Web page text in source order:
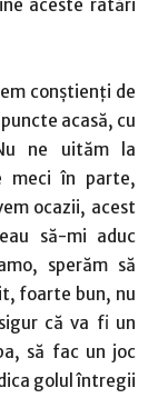
aceste ratări
conştienţi de
acasă, cu
ne uităm la
meci în parte,
ocazii, acest
să-mi aduc
sperăm să
foarte bun, nu
că va fi un
să fac un joc
golul întregii